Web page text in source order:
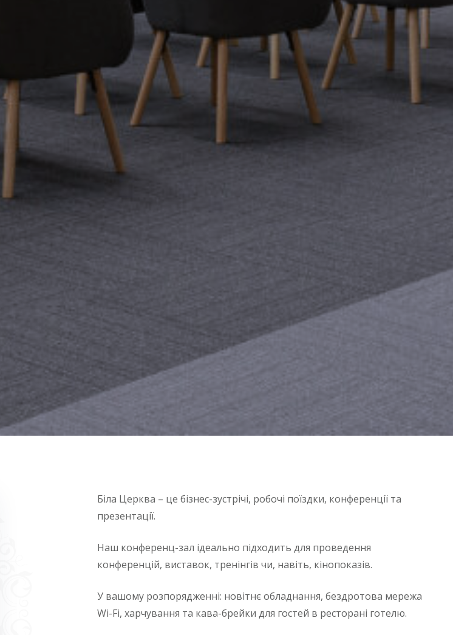
Біла Церква – це бізнес-зустрічі, робочі поїздки, конференції та
презентації.
Наш конференц-зал ідеально підходить для проведення
конференцій, виставок, тренінгів чи, навіть, кінопоказів.
У вашому розпорядженні: новітнє обладнання, бездротова мережа
Wi-Fi, харчування та кава-брейки для гостей в ресторані готелю.